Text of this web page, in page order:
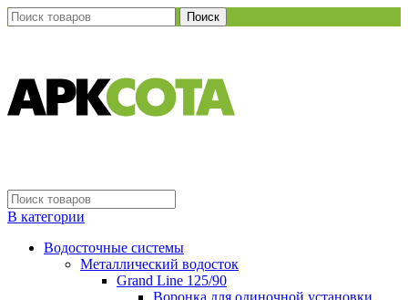
Поиск
В категории
Водосточные системы
Металлический водосток
Grand Line 125/90
Воронка для одиночной установки